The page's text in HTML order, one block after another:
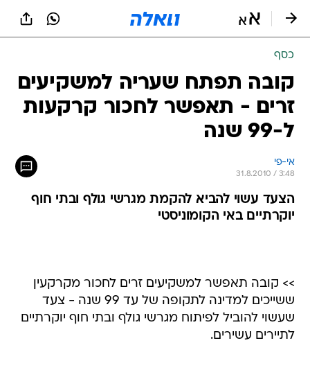
כסף
קובה תפתח שעריה למשקיעים
זרים - תאפשר לחכור קרקעות
ל-99 שנה
אי-פי
31.8.2010 / 3:48
הצעד עשוי להביא להקמת מגרשי גולף ובתי חוף
יוקרתיים באי הקומוניסטי
>> קובה תאפשר למשקיעים זרים לחכור מקרקעין
ששייכים למדינה לתקופה של עד 99 שנה - צעד
שעשוי להוביל לפיתוח מגרשי גולף ובתי חוף יוקרתיים
לתיירים עשירים.